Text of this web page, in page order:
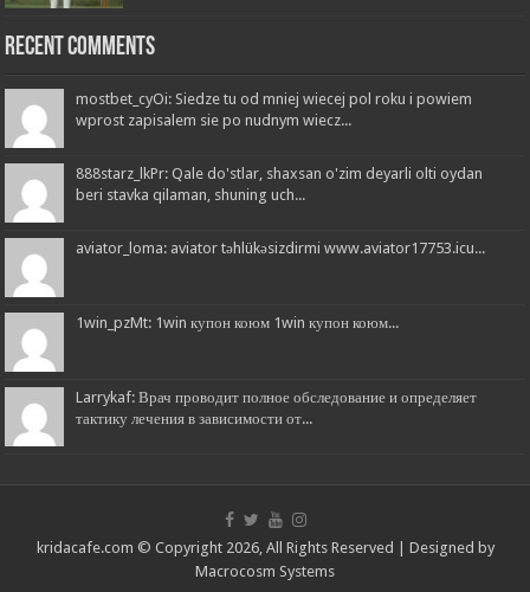
Recent Comments
mostbet_cyOi: Siedze tu od mniej wiecej pol roku i powiem
wprost zapisalem sie po nudnym wiecz...
888starz_lkPr: Qale do'stlar, shaxsan o'zim deyarli olti oydan
beri stavka qilaman, shuning uch...
aviator_loma: aviator təhlükəsizdirmi www.aviator17753.icu...
1win_pzMt: 1win купон коюм 1win купон коюм...
Larrykaf: Врач проводит полное обследование и определяет
тактику лечения в зависимости от...
kridacafe.com © Copyright 2026, All Rights Reserved | Designed by
Macrocosm Systems